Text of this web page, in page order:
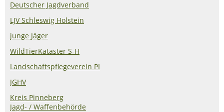
Deutscher Jagdverband
LJV Schleswig Holstein
junge Jäger
WildTierKataster S-H
Landschaftspflegeverein PI
JGHV
Kreis Pinneberg
Jagd- / Waffenbehörde